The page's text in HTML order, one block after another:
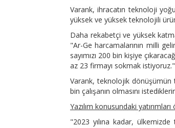
Varank, ihracatın teknoloji
yüksek ve yüksek teknolojili
Daha rekabetçi ve yüksek
"Ar-Ge harcamalarının milli
sayımızı 200 bin kişiye
az 23 firmayı sokmak
Varank, teknolojik dönüşümün
bin çalışanın olmasını
Yazılım konusundaki
"2023 yılına kadar, ülkemizde